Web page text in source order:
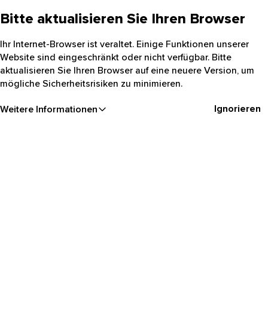
Bitte aktualisieren Sie Ihren Browser
Ihr Internet-Browser ist veraltet. Einige Funktionen unserer
Website sind eingeschränkt oder nicht verfügbar. Bitte
aktualisieren Sie Ihren Browser auf eine neuere Version, um
mögliche Sicherheitsrisiken zu minimieren.
Weitere Informationen Ignorieren